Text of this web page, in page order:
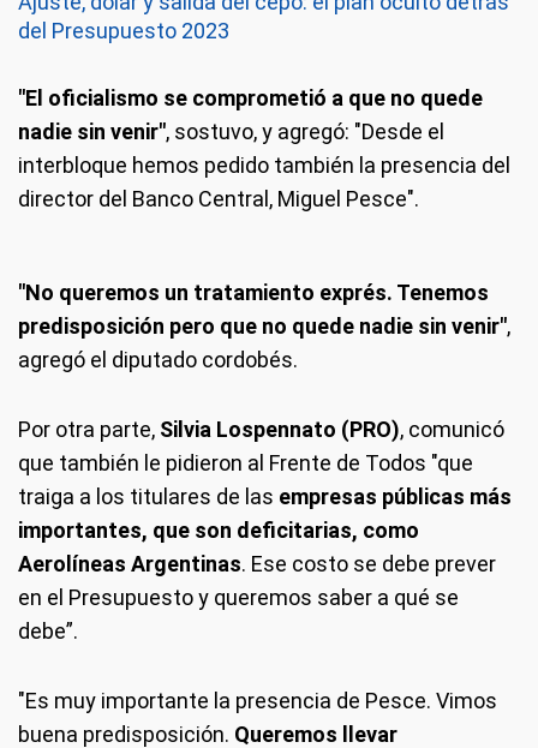
del Presupuesto 2023
"El oficialismo se comprometió a que no quede
nadie sin venir", sostuvo, y agregó: "Desde el
interbloque hemos pedido también la presencia del
director del Banco Central, Miguel Pesce".
"No queremos un tratamiento exprés. Tenemos
predisposición pero que no quede nadie sin venir",
agregó el diputado cordobés.
Por otra parte, Silvia Lospennato (PRO), comunicó
que también le pidieron al Frente de Todos "que
traiga a los titulares de las empresas públicas más
importantes, que son deficitarias, como
Aerolíneas Argentinas. Ese costo se debe prever
en el Presupuesto y queremos saber a qué se
debe”.
"Es muy importante la presencia de Pesce. Vimos
buena predisposición. Queremos llevar